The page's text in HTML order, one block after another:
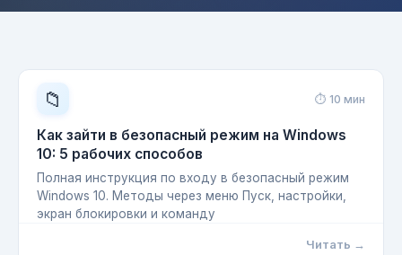
📁 ⏱ 10 мин
Как зайти в безопасный режим на Windows
10: 5 рабочих способов
Полная инструкция по входу в безопасный режим
Windows 10. Методы через меню Пуск, настройки,
экран блокировки и команду
Читать →